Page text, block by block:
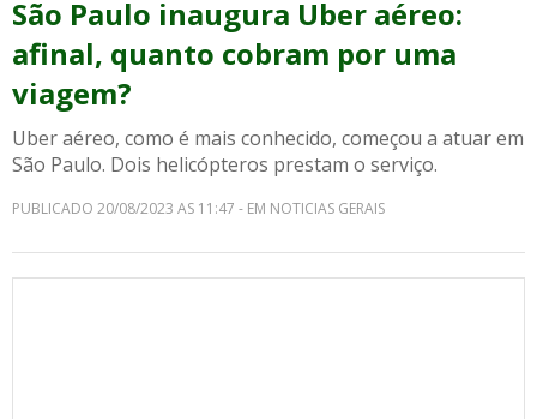
São Paulo inaugura Uber aéreo:
afinal, quanto cobram por uma
viagem?
Uber aéreo, como é mais conhecido, começou a atuar em
São Paulo. Dois helicópteros prestam o serviço.
PUBLICADO 20/08/2023 AS 11:47 - EM NOTICIAS GERAIS